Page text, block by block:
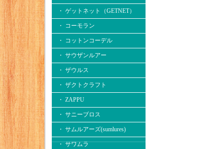
・ ゲットネット（GETNET）
・ コーモラン
・ コットンコーデル
・ サウザンルアー
・ ザウルス
・ ザクトクラフト
・ ZAPPU
・ サニーブロス
・ サムルアーズ(sumlures)
・ サワムラ